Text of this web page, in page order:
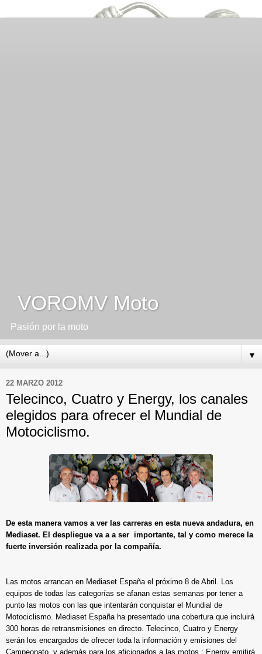
VOROMV Moto
Pasión por la moto
▼
22 MARZO 2012
Telecinco, Cuatro y Energy, los canales
elegidos para ofrecer el Mundial de
Motociclismo.
De esta manera vamos a ver las carreras en esta nueva andadura, en
Mediaset. El despliegue va a a ser importante, tal y como merece la
fuerte inversión realizada por la compañía.
Las motos arrancan en Mediaset España el próximo 8 de Abril. Los
equipos de todas las categorías se afanan estas semanas por tener a
punto las motos con las que intentarán conquistar el Mundial de
Motociclismo. Mediaset España ha presentado una cobertura que incluirá
300 horas de retransmisiones en directo. Telecinco, Cuatro y Energy
serán los encargados de ofrecer toda la información y emisiones del
Campeonato, y además para los aficionados a las motos : Energy emitirá